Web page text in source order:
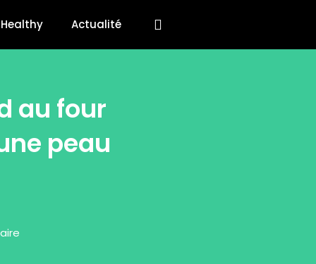
Healthy Actualité
au four
peau